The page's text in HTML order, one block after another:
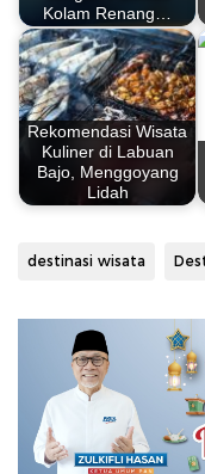
Kolam Renang…
Rekomendasi Wisata
Kuliner di Labuan
Bajo, Menggoyang
Lidah
destinasi wisata